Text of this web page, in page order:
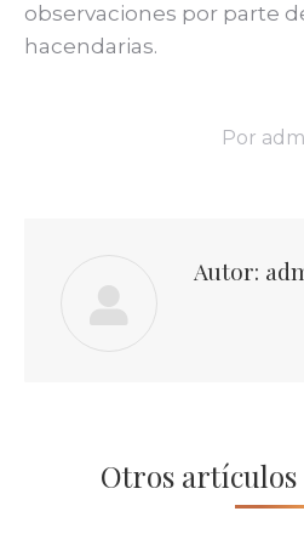
observaciones por parte
hacendarias.
Por
Autor:
Otros artículos